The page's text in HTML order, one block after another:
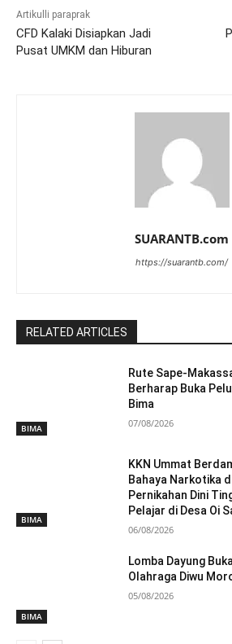
Artikulli paraprak
CFD Kalaki Disiapkan Jadi
Pusat UMKM dan Hiburan
SUARANTB.com
https://suarantb.com/
RELATED ARTICLES
BIMA
Rute Sape-
Berharap Buka
Bima
07/08/2026
BIMA
KKN Ummat
Bahaya Narkotika
Pernikahan Dini
Pelajar di Desa Oi
06/08/2026
BIMA
Lomba Dayung
Olahraga Diwu
05/08/2026